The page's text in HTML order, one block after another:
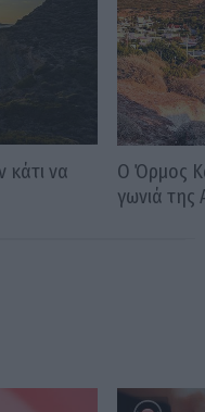
κάτι να
Ο Όρμος
γωνιά της